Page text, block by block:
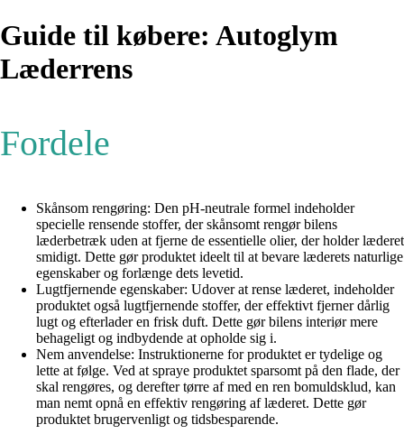
Guide til købere: Autoglym
Læderrens
Fordele
Skånsom rengøring: Den pH-neutrale formel indeholder
specielle rensende stoffer, der skånsomt rengør bilens
læderbetræk uden at fjerne de essentielle olier, der holder læderet
smidigt. Dette gør produktet ideelt til at bevare læderets naturlige
egenskaber og forlænge dets levetid.
Lugtfjernende egenskaber: Udover at rense læderet, indeholder
produktet også lugtfjernende stoffer, der effektivt fjerner dårlig
lugt og efterlader en frisk duft. Dette gør bilens interiør mere
behageligt og indbydende at opholde sig i.
Nem anvendelse: Instruktionerne for produktet er tydelige og
lette at følge. Ved at spraye produktet sparsomt på den flade, der
skal rengøres, og derefter tørre af med en ren bomuldsklud, kan
man nemt opnå en effektiv rengøring af læderet. Dette gør
produktet brugervenligt og tidsbesparende.